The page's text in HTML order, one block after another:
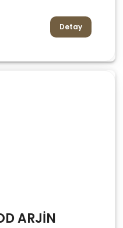
Detay
ARJİN